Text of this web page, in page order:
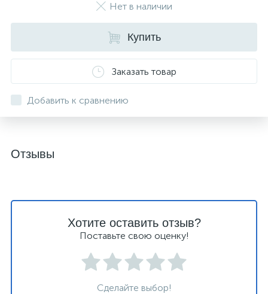
Нет в наличии
Купить
Заказать товар
Добавить к сравнению
Отзывы
Хотите оставить отзыв?
Поставьте свою оценку!
Сделайте выбор!